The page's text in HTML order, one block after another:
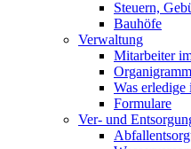
Steuern,
Bauhöfe
Verwaltung
Mitarbeiter
Organigramm
Was erledige
Formulare
Ver- und